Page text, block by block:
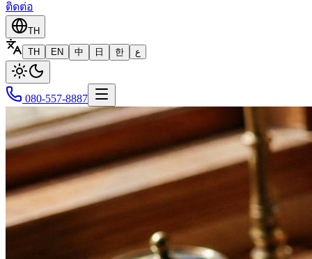
ติดต่อ
TH
TH
EN 中 日 한 ع
080-557-8887